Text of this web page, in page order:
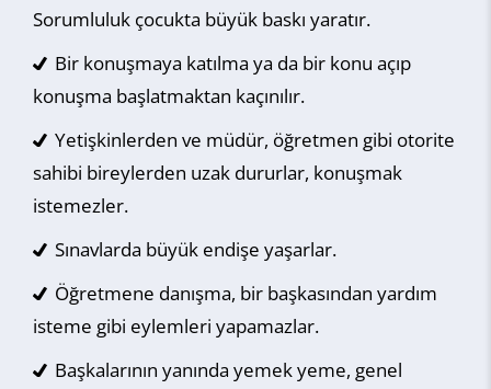
Sorumluluk çocukta büyük baskı yaratır.
Bir konuşmaya katılma ya da bir konu açıp
konuşma başlatmaktan kaçınılır.
Yetişkinlerden ve müdür, öğretmen gibi otorite
sahibi bireylerden uzak dururlar, konuşmak
istemezler.
Sınavlarda büyük endişe yaşarlar.
Öğretmene danışma, bir başkasından yardım
isteme gibi eylemleri yapamazlar.
Başkalarının yanında yemek yeme, genel